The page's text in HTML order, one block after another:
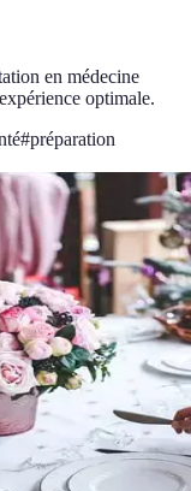
en médecine
optimale.
#préparation